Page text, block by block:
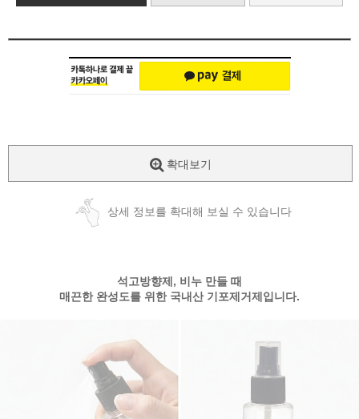
확대보기
상세 정보를 확대해 보실 수 있습니다
석고방향제, 비누 만들 때
매끈한 완성도를 위한 국내산 기포제거제입니다.